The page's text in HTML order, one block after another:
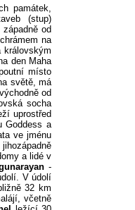
památek,
(stup)
od
na
den Maha
místo
světě, má
od
socha
uprostřed
Goddess a
ve jménu
a lidé v
-
V údolí
32 km
včetně